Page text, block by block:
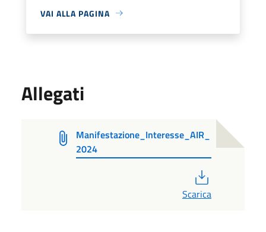
VAI ALLA PAGINA
Allegati
Manifestazione_Interesse_AIR_
2024
Scarica